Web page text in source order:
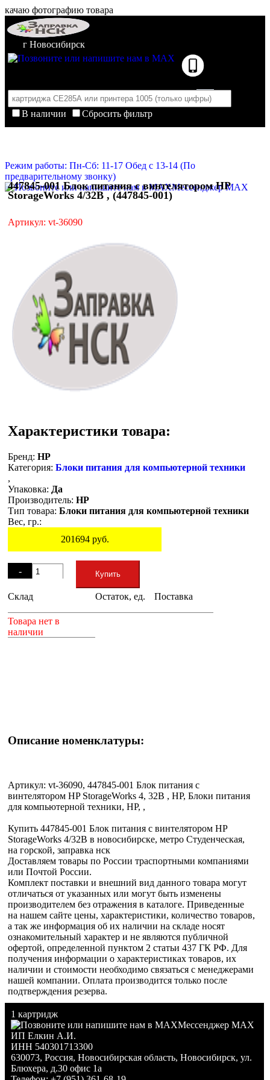
качаю фотографию товара
г Новосибирск
В наличии
Сбросить фильтр
Корзина пуста
Режим работы: Пн-Сб: 11-17 Обед с 13-14 (По
предварительному звонку)
Мессенджер MAX
447845-001 Блок питания с винтелятором HP
StorageWorks 4/32B , (447845-001)
Артикул: vt-36090
Характеристики товара:
Бренд: HP
Категория: Блоки питания для компьютерной техники
,
Упаковка: Да
Производитель: HP
Тип товара: Блоки питания для компьютерной техники
Вес, гр.:
201694руб.
-
+
Купить
Склад Остаток, ед. Поставка
Товара нет в
наличии
Описание номенклатуры:
Артикул: vt-36090, 447845-001 Блок питания с
винтелятором HP StorageWorks 4, 32B , HP, Блоки питания
для компьютерной техники, HP, ,
Купить 447845-001 Блок питания с винтелятором HP
StorageWorks 4/32B в новосибирске, метро Студенческая,
на горской, заправка нск
Доставляем товары по России траспортными компаниями
или Почтой России.
Комплект поставки и внешний вид данного товара могут
отличаться от указанных или могут быть изменены
производителем без отражения в каталоге. Приведенные
на нашем сайте цены, характеристики, количество товаров,
а так же информация об их наличии на складе носят
ознакомительный характер и не являются публичной
офертой, определенной пунктом 2 статьи 437 ГК РФ. Для
получения информации о характеристиках товаров, их
наличии и стоимости необходимо связаться с менеджерами
нашей компании. Оплата производится только после
подтверждения резерва.
1 картридж
Мессенджер MAX
ИП Елкин А.И.
ИНН 540301713300
630073, Россия, Новосибирская область, Новосибирск, ул.
Блюхера, д.30 офис 1а